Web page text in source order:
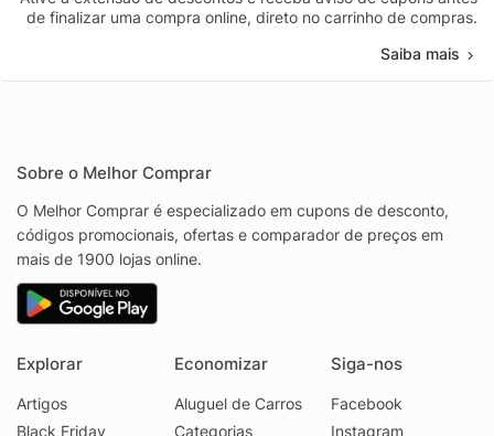
de finalizar uma compra online, direto no carrinho de compras.
Saiba mais
Sobre o Melhor Comprar
O Melhor Comprar é especializado em cupons de desconto,
códigos promocionais, ofertas e comparador de preços em
mais de 1900 lojas online.
Explorar
Artigos
Black Friday
Economizar
Aluguel de Carros
Categorias
Siga-nos
Facebook
Instagram